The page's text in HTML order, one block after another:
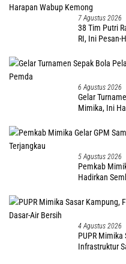
7 Agustus 2026
38 Tim Putri
RI, Ini Pesan-
6 Agustus 2026
Gelar
Mimika, Ini
5 Agustus 2026
Pemkab
Hadirkan
4 Agustus 2026
PUPR
Infrastruktur